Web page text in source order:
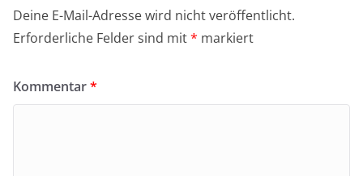
Deine E-Mail-Adresse wird nicht veröffentlicht.
Erforderliche Felder sind mit* markiert
Kommentar*